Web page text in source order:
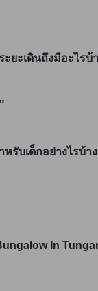
ยะเดินถึงมีอะไรบ้
รับเด็กอย่างไรบ้าง
In